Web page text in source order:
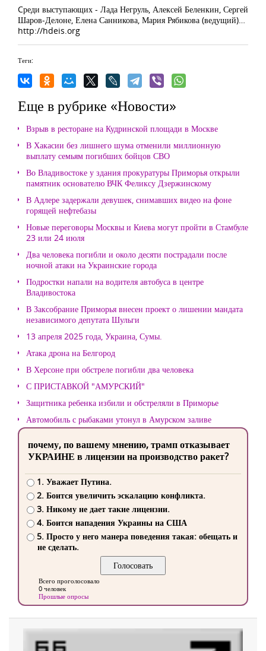
Cреди выступающих - Лада Негруль, Алексей Беленкин, Сергей
Шаров-Делоне, Елена Санникова, Мария Рябикова (ведущий)…
http://hdeis.org
Теги:
Еще в рубрике «Новости»
Взрыв в ресторане на Кудринской площади в Москве
В Хакасии без лишнего шума отменили миллионную
выплату семьям погибших бойцов СВО
Во Владивостоке у здания прокуратуры Приморья открыли
памятник основателю ВЧК Феликсу Дзержинскому
В Адлере задержали девушек, снимавших видео на фоне
горящей нефтебазы
Новые переговоры Москвы и Киева могут пройти в Стамбуле
23 или 24 июля
Два человека погибли и около десяти пострадали после
ночной атаки на Украинские города
Подростки напали на водителя автобуса в центре
Владивостока
В Заксобрание Приморья внесен проект о лишении мандата
независимого депутата Шульги
13 апреля 2025 года, Украина, Сумы.
Атака дрона на Белгород
В Херсоне при обстреле погибли два человека
С ПРИСТАВКОЙ "АМУРСКИЙ"
Защитника ребенка избили и обстреляли в Приморье
Автомобиль с рыбаками утонул в Амурском заливе
почему, по вашему мнению, трамп отказывает
УКРАИНЕ в лицензии на производство ракет?
1. Уважает Путина.
2. Боится увеличить эскалацию конфликта.
3. Никому не дает такие лицензии.
4. Боится нападения Украины на США
5. Просто у него манера поведения такая: обещать и
не сделать.
Всего проголосовало
0 человек
Прошлые опросы